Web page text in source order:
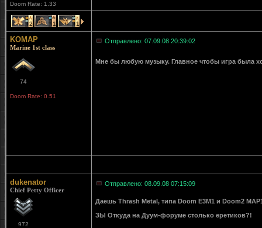
Doom Rate: 1.33
2 1 1
KOMAP
Marine 1st class
74
Doom Rate: 0.51
Отправлено: 07.09.08 20:39:02
Мне бы любую музыку. Главное чтобы игра была
dukenator
Chief Petty Officer
972
Отправлено: 08.09.08 07:15:09
Даешь Thrash Metal, типа Doom E3M1 и Doom2
ЗЫ Откуда на Дуум-форуме столько еретиков?!